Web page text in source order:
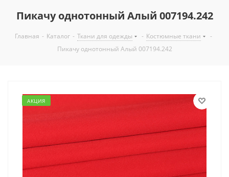
Пикачу однотонный Алый 007194.242
Главная - Каталог - Ткани для одежды - Костюмные ткани
-
Пикачу однотонный Алый 007194.242
АКЦИЯ